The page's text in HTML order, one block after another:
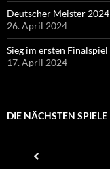
Deutscher Meister 2024
26. April 2024
Sieg im ersten Finalspiel
17. April 2024
DIE NÄCHSTEN SPIELE